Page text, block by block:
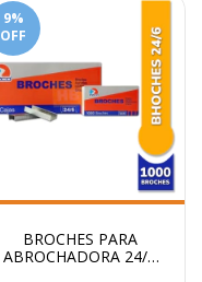
9%
OFF
BROCHES PARA
ABROCHADORA 24/6